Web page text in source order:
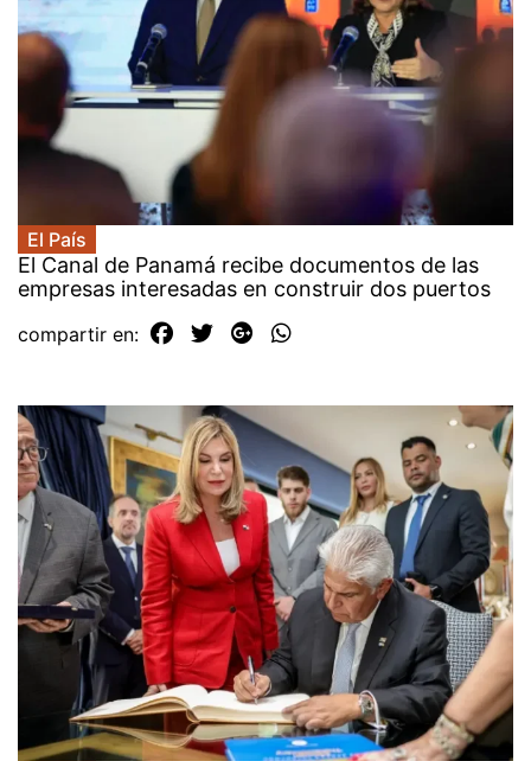
El País
El Canal de Panamá recibe documentos de las
empresas interesadas en construir dos puertos
compartir en: